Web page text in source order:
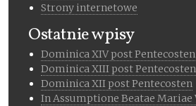
Strony internetowe
Ostatnie wpisy
Dominica XIV post Pentecosten
Dominica XIII post Pentecosten
Dominica XII post Pentecosten
In Assumptione Beatae